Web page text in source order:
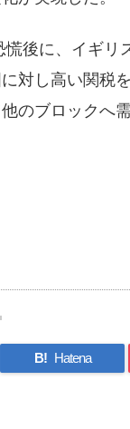
慌後に、イギ
対し高い関税
のブロックへ
B! Hatena